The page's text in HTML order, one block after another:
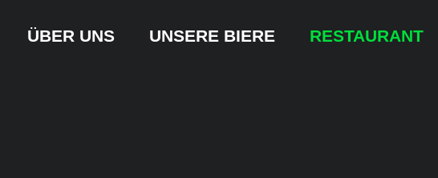
ÜBER UNS UNSERE BIERE RESTAURANT